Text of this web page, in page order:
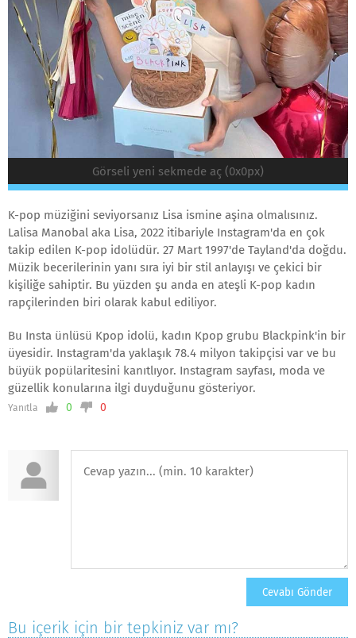
Görseli yeni sekmede aç (0x0px)
K-pop müziğini seviyorsanız Lisa ismine aşina olmalısınız.
Lalisa Manobal aka Lisa, 2022 itibariyle Instagram'da en çok
takip edilen K-pop idolüdür. 27 Mart 1997'de Tayland'da doğdu.
Müzik becerilerinin yanı sıra iyi bir stil anlayışı ve çekici bir
kişiliğe sahiptir. Bu yüzden şu anda en ateşli K-pop kadın
rapçilerinden biri olarak kabul ediliyor.
Bu Insta ünlüsü Kpop idolü, kadın Kpop grubu Blackpink'in bir
üyesidir. Instagram'da yaklaşık 78.4 milyon takipçisi var ve bu
büyük popülaritesini kanıtlıyor. Instagram sayfası, moda ve
güzellik konularına ilgi duyduğunu gösteriyor.
Yanıtla 0 0
Bu içerik için bir tepkiniz var mı?